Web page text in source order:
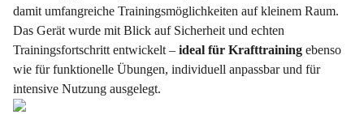
damit umfangreiche Trainingsmöglichkeiten auf kleinem Raum.
Das Gerät wurde mit Blick auf Sicherheit und echten
Trainingsfortschritt entwickelt – ideal für Krafttraining ebenso
wie für funktionelle Übungen, individuell anpassbar und für
intensive Nutzung ausgelegt.